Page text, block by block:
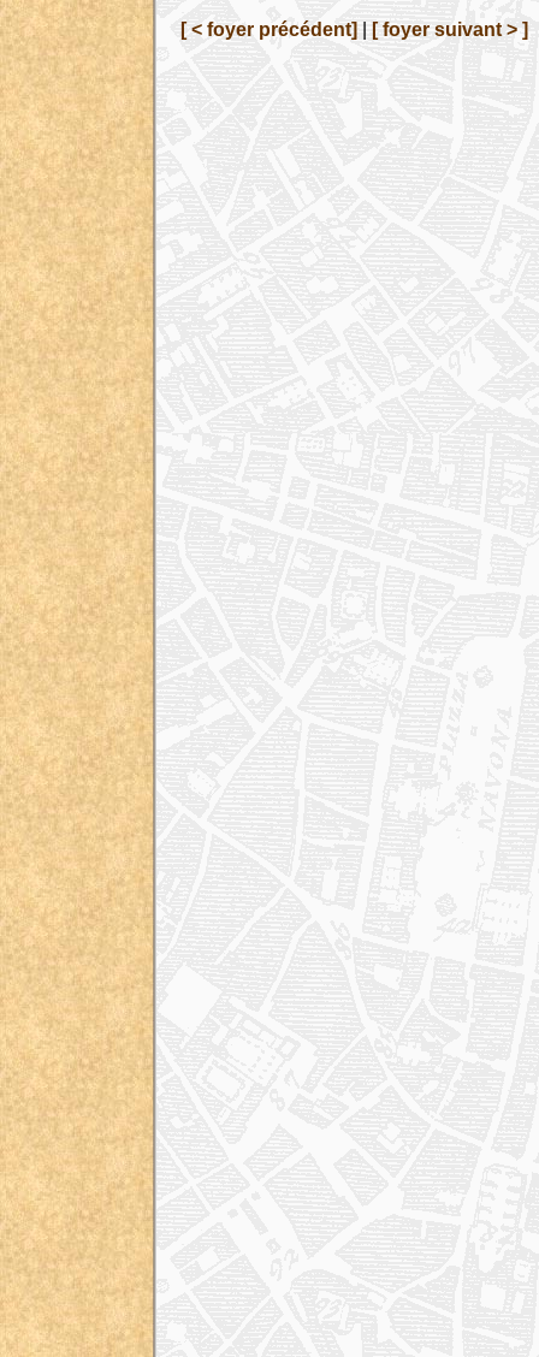
[ < foyer précédent] [ foyer suivant > ]